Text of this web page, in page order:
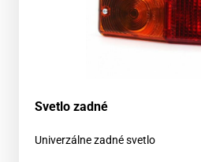
Svetlo zadné
Univerzálne zadné svetlo